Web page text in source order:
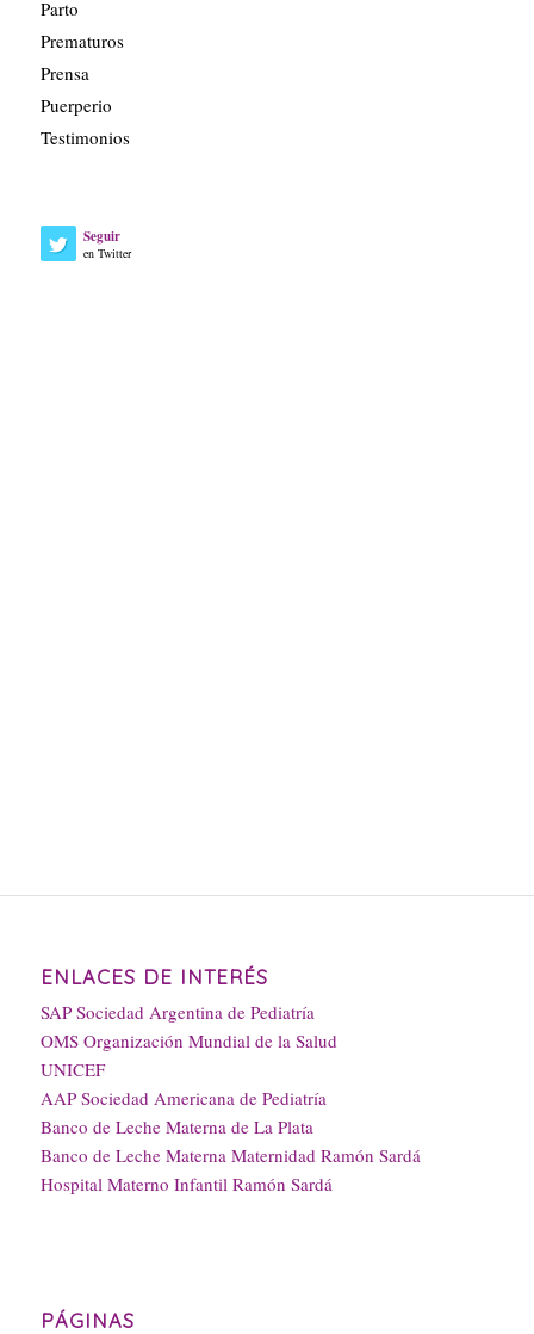
Parto
Prematuros
Prensa
Puerperio
Testimonios
Seguir
en Twitter
ENLACES DE INTERÉS
SAP Sociedad Argentina de Pediatría
OMS Organización Mundial de la Salud
UNICEF
AAP Sociedad Americana de Pediatría
Banco de Leche Materna de La Plata
Banco de Leche Materna Maternidad Ramón Sardá
Hospital Materno Infantil Ramón Sardá
PÁGINAS